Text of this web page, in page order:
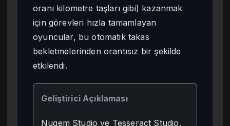
oranı kilometre taşları gibi) kazanmak
için görevleri hızla tamamlayan
oyuncular, bu otomatik takas
bekletmelerinden orantısız bir şekilde
etkilendi.
Geliştirici Açıklaması
Nugem Studio ve Tesseract Studio,